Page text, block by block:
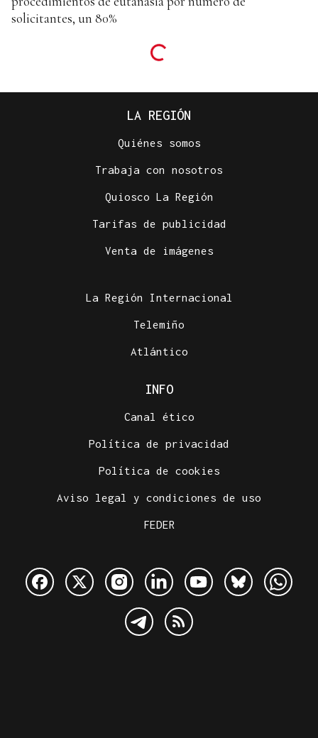
solicitantes, un 80%
LA REGIÓN
Quiénes somos
Trabaja con nosotros
Quiosco La Región
Tarifas de publicidad
Venta de imágenes
La Región Internacional
Telemiño
Atlántico
INFO
Canal ético
Política de privacidad
Política de cookies
Aviso legal y condiciones de uso
FEDER